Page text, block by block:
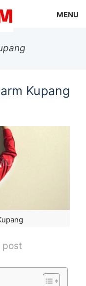
MENU
Kupang
post